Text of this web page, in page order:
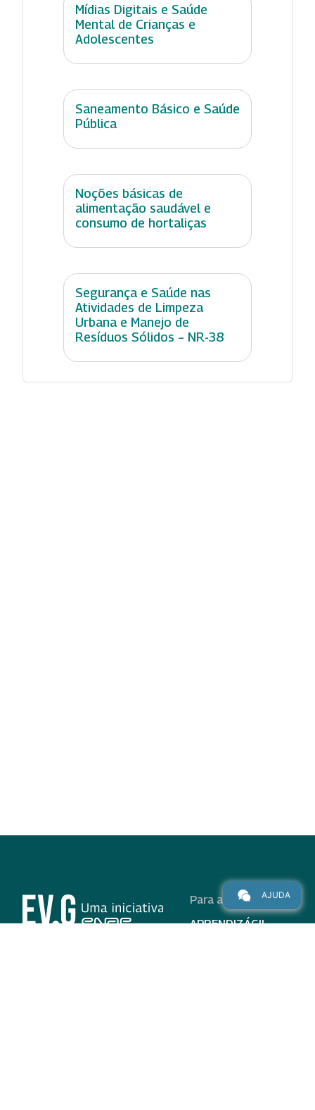
Mídias Digitais e Saúde
Mental de Crianças e
Adolescentes
Saneamento Básico e Saúde
Pública
Noções básicas de
alimentação saudável e
consumo de hortaliças
Segurança e Saúde nas
Atividades de Limpeza
Urbana e Manejo de
Resíduos Sólidos – NR-38
Para alunos
APRENDIZÁGIL
AJUDA